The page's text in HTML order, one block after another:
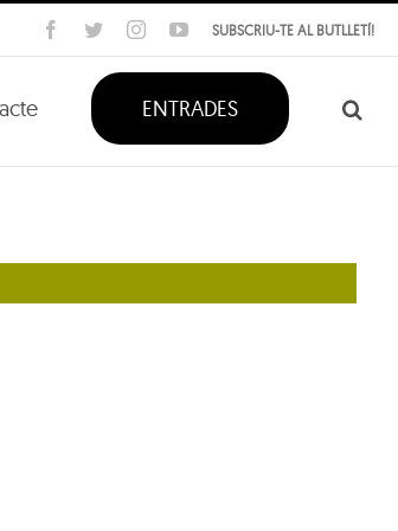
SUBSCRIU-TE AL BUTLLETÍ!
Facebook
TwitterInstagramYouTube
ENTRADES